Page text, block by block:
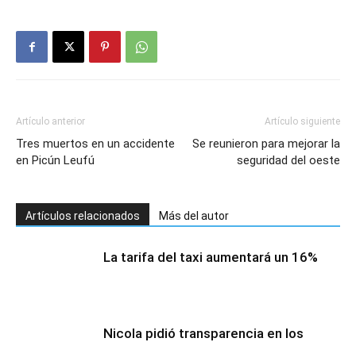
Artículo anterior
Tres muertos en un accidente
en Picún Leufú
Artículo siguiente
Se reunieron para mejorar la
seguridad del oeste
Artículos relacionados Más del autor
La tarifa del taxi aumentará un 16%
Nicola pidió transparencia en los